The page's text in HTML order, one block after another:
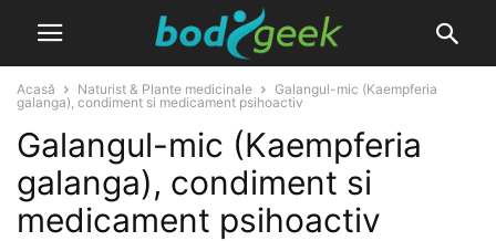
Acasă Naturist & Plante medicinale
Galangul-mic (Kaempferia
galanga), condiment si medicament psihoactiv
Galangul-mic (Kaempferia
galanga), condiment si
medicament psihoactiv